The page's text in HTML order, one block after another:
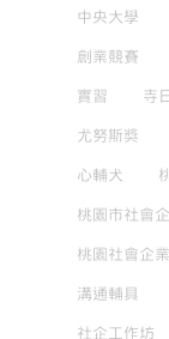
中央大學
創業競賽
實習 寺
尤努斯獎
心輔犬
桃園市社會
桃園社會企
溝通輔具
社企工作坊